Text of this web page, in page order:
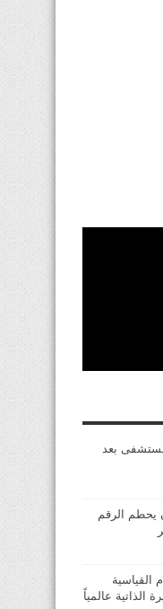
بعد
يحطم الرقم
القياسية
الذاتية عالمياً